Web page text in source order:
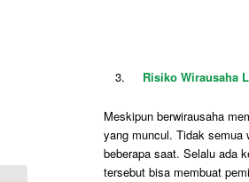
Risiko Wirausaha
Meskipun berwirausaha
yang muncul. Tidak semua
beberapa saat. Selalu ada
tersebut bisa membuat